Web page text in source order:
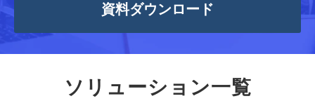
資料ダウンロード
ソリューション一覧